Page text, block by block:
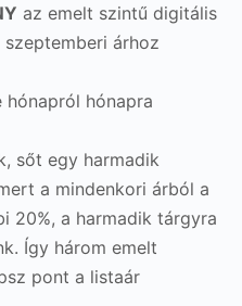
az emelt szintű digitális
árhoz
hónapra
sőt egy harmadik
a mindenkori árból a
20%, a harmadik tárgyra
Így három emelt
pont a listaár